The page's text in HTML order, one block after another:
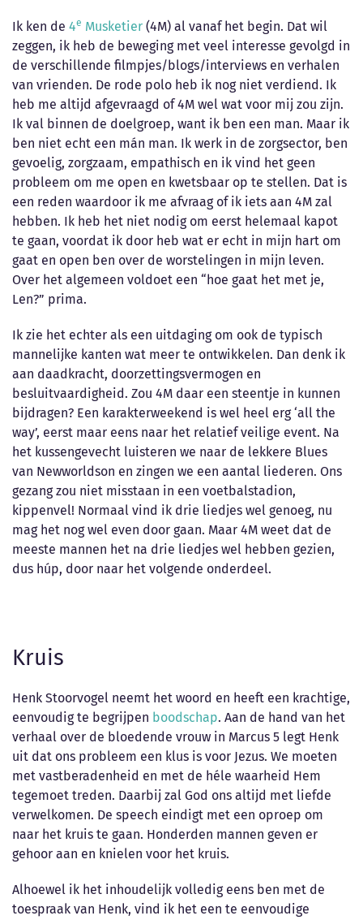
Ik ken de 4e Musketier (4M) al vanaf het begin. Dat wil
zeggen, ik heb de beweging met veel interesse gevolgd in
de verschillende filmpjes/blogs/interviews en verhalen
van vrienden. De rode polo heb ik nog niet verdiend. Ik
heb me altijd afgevraagd of 4M wel wat voor mij zou zijn.
Ik val binnen de doelgroep, want ik ben een man. Maar ik
ben niet echt een mán man. Ik werk in de zorgsector, ben
gevoelig, zorgzaam, empathisch en ik vind het geen
probleem om me open en kwetsbaar op te stellen. Dat is
een reden waardoor ik me afvraag of ik iets aan 4M zal
hebben. Ik heb het niet nodig om eerst helemaal kapot
te gaan, voordat ik door heb wat er echt in mijn hart om
gaat en open ben over de worstelingen in mijn leven.
Over het algemeen voldoet een “hoe gaat het met je,
Len?” prima.
Ik zie het echter als een uitdaging om ook de typisch
mannelijke kanten wat meer te ontwikkelen. Dan denk ik
aan daadkracht, doorzettingsvermogen en
besluitvaardigheid. Zou 4M daar een steentje in kunnen
bijdragen? Een karakterweekend is wel heel erg ‘all the
way’, eerst maar eens naar het relatief veilige event. Na
het kussengevecht luisteren we naar de lekkere Blues
van Newworldson en zingen we een aantal liederen. Ons
gezang zou niet misstaan in een voetbalstadion,
kippenvel! Normaal vind ik drie liedjes wel genoeg, nu
mag het nog wel even door gaan. Maar 4M weet dat de
meeste mannen het na drie liedjes wel hebben gezien,
dus húp, door naar het volgende onderdeel.
Kruis
Henk Stoorvogel neemt het woord en heeft een krachtige,
eenvoudig te begrijpen boodschap. Aan de hand van het
verhaal over de bloedende vrouw in Marcus 5 legt Henk
uit dat ons probleem een klus is voor Jezus. We moeten
met vastberadenheid en met de héle waarheid Hem
tegemoet treden. Daarbij zal God ons altijd met liefde
verwelkomen. De speech eindigt met een oproep om
naar het kruis te gaan. Honderden mannen geven er
gehoor aan en knielen voor het kruis.
Alhoewel ik het inhoudelijk volledig eens ben met de
toespraak van Henk, vind ik het een te eenvoudige